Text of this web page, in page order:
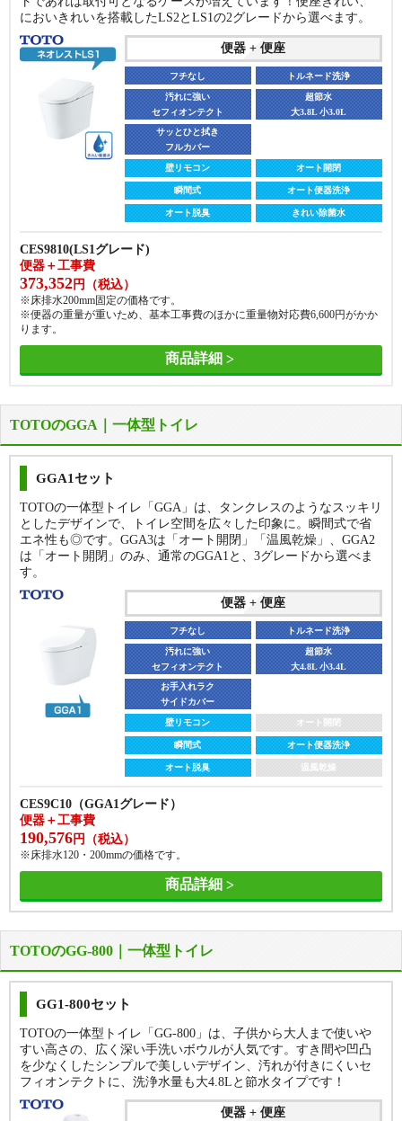
サイドカバー付
瞬間式 オート便器洗浄
オート脱臭 きれい除菌水
CS410B + SH410BA ＋ TCF4734A
便器＋温水洗浄便座＋工事費
※床排水200mm、手洗いなしの価格です。
商品詳細
便座
袖リモコン オート開閉
貯湯式 オート便器洗浄
オート脱臭 きれい除菌水
CS225BP + SH224BA + CH961SWS
便器＋温水洗浄便座＋工事費
円（税込）
※床排水200mm、手洗いなしの価格です。
商品詳細
においきれいを搭載したLS2とLS1の2グレードから選べます。
便器 + 便座
フチなし トルネード洗浄
汚れに強い
セフィオンテクト
超節水
大3.8L 小3.0L
サッとひと拭き
フルカバー
壁リモコン オート開閉
瞬間式 オート便器洗浄
オート脱臭 きれい除菌水
CES9810(LS1グレード)
便器＋工事費
373,352 円（税込）
※床排水200mm固定の価格です。
※便器の重量が重いため、基本工事費のほかに重量物対応費6,600円がかか
ります。
商品詳細
便器 + 便座
フチなし トルネード洗浄
セフィオンテクト
大3.8L 小3.0L
フルカバー
壁リモコン オート開閉
瞬間式 オート便器洗浄
オート脱臭
CES9710F(AS1グレード)
※床排水120・200mm固定（給水管露出）の価格です。
商品詳細
便器 + 便座
フチなし トルネード洗浄
セフィオンテクト
大3.8L 小3.0L
フルカバー
壁リモコン オート開閉
瞬間式 オート便器洗浄
オート脱臭
※床排水120・200mm固定（給水管露出）の価格です。
商品詳細
TOTOのGGA｜一体型トイレ
GGA1セット
TOTOの一体型トイレ「GGA」は、タンクレスのようなスッキリ
としたデザインで、トイレ空間を広々した印象に。瞬間式で省
エネ性も◎です。GGA3は「オート開閉」「温風乾燥」、GGA2
は「オート開閉」のみ、通常のGGA1と、3グレードから選べま
す。
便器 + 便座
フチなし トルネード洗浄
汚れに強い
セフィオンテクト
超節水
大4.8L 小3.4L
お手入れラク
サイドカバー
壁リモコン オート開閉
瞬間式 オート便器洗浄
オート脱臭 温風乾燥
CES9C10（GGA1グレード）
便器＋工事費
190,576 円（税込）
※床排水120・200mmの価格です。
商品詳細
TOTOのGG-800｜一体型トイレ
GG1-800セット
TOTOの一体型トイレ「GG-800」は、子供から大人まで使いや
すい高さの、広く深い手洗いボウルが人気です。すき間や凹凸
を少なくしたシンプルで美しいデザイン、汚れが付きにくいセ
フィオンテクトに、洗浄水量も大4.8Lと節水タイプです！
便器 + 便座